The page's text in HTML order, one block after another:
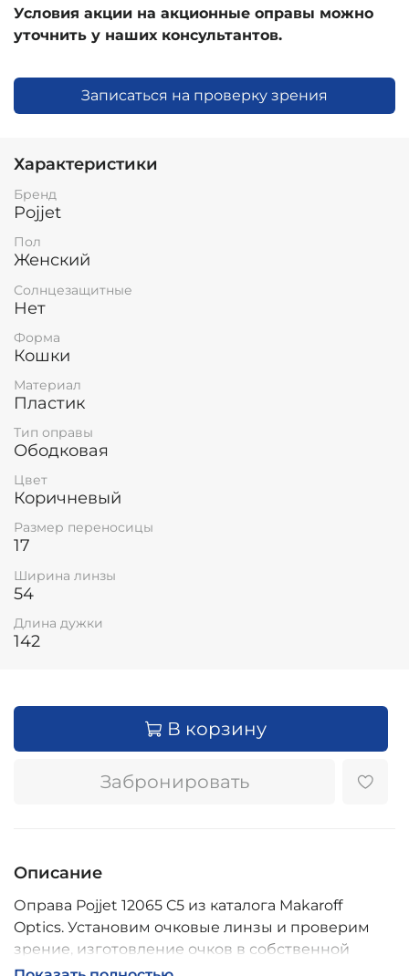
Условия акции на акционные оправы можно
уточнить у наших консультантов.
Записаться на проверку зрения
Характеристики
Бренд
Pojjet
Пол
Женский
Солнцезащитные
Нет
Форма
Кошки
Материал
Пластик
Тип оправы
Ободковая
Цвет
Коричневый
Размер переносицы
17
Ширина линзы
54
Длина дужки
142
В корзину
Забронировать
Описание
Оправа Pojjet 12065 C5 из каталога Makaroff
Optics. Установим очковые линзы и проверим
зрение, изготовление очков в собственной
мастерской, обычно 2–5 дней, индивидуальные